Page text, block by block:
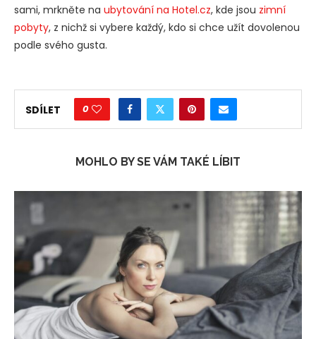
sami, mrkněte na ubytování na Hotel.cz, kde jsou zimní
pobyty, z nichž si vybere každý, kdo si chce užít dovolenou
podle svého gusta.
SDÍLET 0
MOHLO BY SE VÁM TAKÉ LÍBIT